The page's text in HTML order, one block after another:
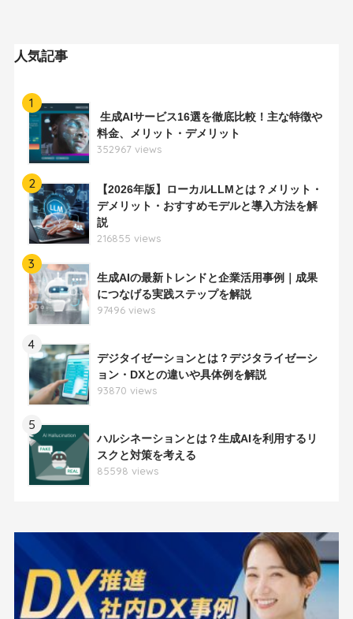
人気記事
1
生成AIサービス16選を徹底比較！主な特徴や
料金、メリット・デメリット
352967 views
2
【2026年版】ローカルLLMとは？メリット・
デメリット・おすすめモデルと導入方法を解
説
216855 views
3
生成AIの最新トレンドと企業活用事例｜成果
につなげる実践ステップを解説
97496 views
4
デジタイゼーションとは？デジタライゼーシ
ョン・DXとの違いや具体例を解説
93870 views
5
ハルシネーションとは？生成AIを利用するリ
スクと対策を考える
85598 views